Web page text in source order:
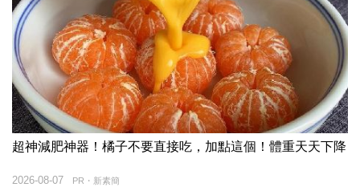
超神減肥神器！橘子不要直接吃，加點這個！體重天天下降
PR・新素簡
2026-08-07